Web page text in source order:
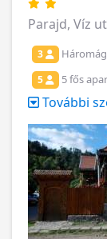
Parajd, Víz
3
5 5 fős
További